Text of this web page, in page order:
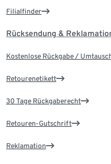
Filialfinder
Rücksendung &
Kostenlose Rückgabe /
Retourenetikett
30 Tage Rückgaberecht
Retouren-Gutschrift
Reklamation